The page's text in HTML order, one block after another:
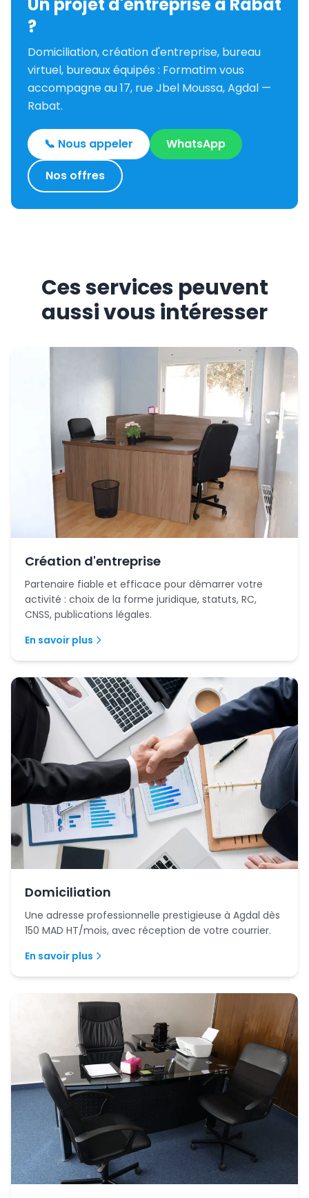
Un projet d'entreprise à Rabat
?
Domiciliation, création d'entreprise, bureau
virtuel, bureaux équipés : Formatim vous
accompagne au 17, rue Jbel Moussa, Agdal —
Rabat.
📞 Nous appeler
WhatsApp
Nos offres
Ces services peuvent
aussi vous intéresser
Création d'entreprise
Partenaire fiable et efficace pour démarrer votre
activité : choix de la forme juridique, statuts, RC,
CNSS, publications légales.
En savoir plus
Domiciliation
Une adresse professionnelle prestigieuse à Agdal dès
150 MAD HT/mois, avec réception de votre courrier.
En savoir plus